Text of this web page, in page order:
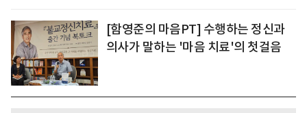
[함영준의 마음PT] 수행하는 정신과
의사가 말하는 '마음 치료'의 첫걸음